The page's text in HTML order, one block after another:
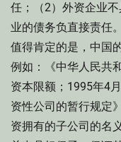
任；（2）外资企业
业的债务负直接责任。
值得肯定的是，中国
例如：《中华人民共
资本限额；1995年4
资性公司的暂行规定
资拥有的子公司的名